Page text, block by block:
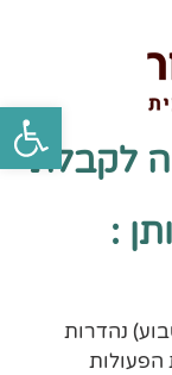
פתח
לקבלת
:
נהדרות